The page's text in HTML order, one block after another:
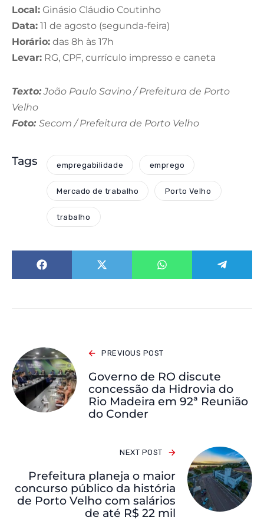
Local: Ginásio Cláudio Coutinho
Data: 11 de agosto (segunda-feira)
Horário: das 8h às 17h
Levar: RG, CPF, currículo impresso e caneta
Texto:João Paulo Savino / Prefeitura de Porto
Velho
Foto: Secom / Prefeitura de Porto Velho
Tags empregabilidade emprego
Mercado de trabalho Porto Velho
trabalho
PREVIOUS POST
Governo de RO discute
concessão da Hidrovia do
Rio Madeira em 92ª Reunião
do Conder
NEXT POST
Prefeitura planeja o maior
concurso público da história
de Porto Velho com salários
de até R$ 22 mil